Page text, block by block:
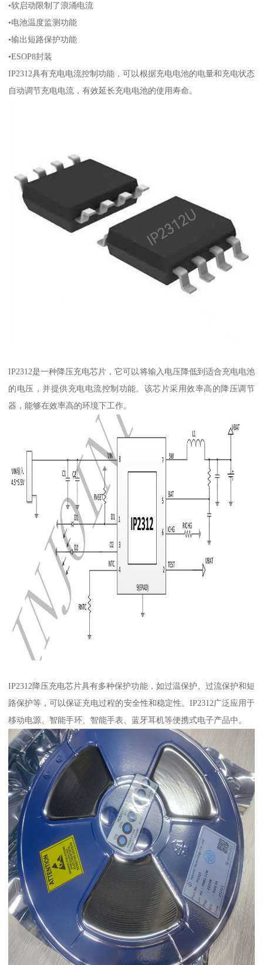
•软启动限制了浪涌电流
•电池温度监测功能
•输出短路保护功能
•ESOP8封装
IP2312具有充电电流控制功能，可以根据充电电池的电量和充电状态
自动调节充电电流，有效延长充电电池的使用寿命。
IP2312是一种降压充电芯片，它可以将输入电压降低到适合充电电池
的电压，并提供充电电流控制功能。该芯片采用效率高的降压调节
器，能够在效率高的环境下工作。
IP2312降压充电芯片具有多种保护功能，如过温保护、过流保护和短
路保护等，可以保证充电过程的安全性和稳定性。IP2312广泛应用于
移动电源、智能手环、智能手表、蓝牙耳机等便携式电子产品中。